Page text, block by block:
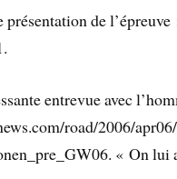
de
entrevue avec
road/2006/
« On lui